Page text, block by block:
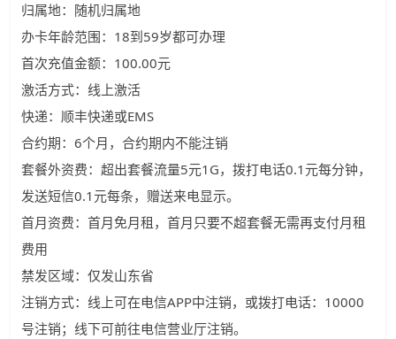
归属地：随机归属地
办卡年龄范围：18到59岁都可办理
首次充值金额：100.00元
激活方式：线上激活
快递：顺丰快递或EMS
合约期：6个月，合约期内不能注销
套餐外资费：超出套餐流量5元1G，拨打电话0.1元每分钟，
发送短信0.1元每条，赠送来电显示。
首月资费：首月免月租，首月只要不超套餐无需再支付月租
费用
禁发区域：仅发山东省
注销方式：线上可在电信APP中注销，或拨打电话：10000
号注销；线下可前往电信营业厅注销。